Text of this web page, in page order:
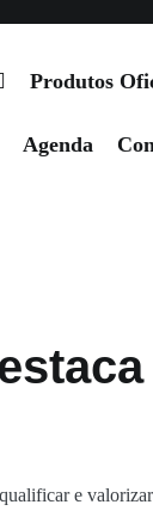
Produtos
Agenda
e